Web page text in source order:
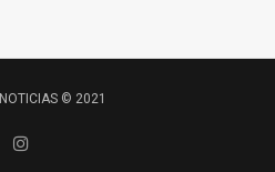
© 2021